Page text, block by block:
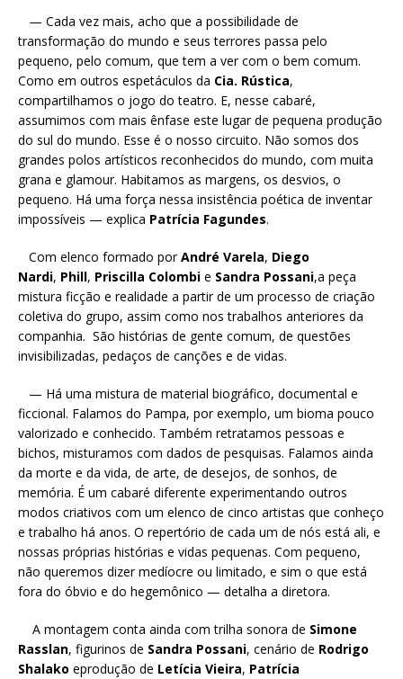
— Cada vez mais, acho que a possibilidade de
transformação do mundo e seus terrores passa pelo
pequeno, pelo comum, que tem a ver com o bem comum.
Como em outros espetáculos da Cia. Rústica,
compartilhamos o jogo do teatro. E, nesse cabaré,
assumimos com mais ênfase este lugar de pequena produção
do sul do mundo. Esse é o nosso circuito. Não somos dos
grandes polos artísticos reconhecidos do mundo, com muita
grana e glamour. Habitamos as margens, os desvios, o
pequeno. Há uma força nessa insistência poética de inventar
impossíveis — explica Patrícia Fagundes.
Com elenco formado porAndré Varela, Diego
Nardi, Phill, Priscilla Colombi e Sandra Possani,a peça
mistura ficção e realidade a partir de um processo de criação
coletiva do grupo, assim como nos trabalhos anteriores da
companhia. São histórias de gente comum, de questões
invisibilizadas, pedaços de canções e de vidas.
— Há uma mistura de material biográfico, documental e
ficcional. Falamos do Pampa, por exemplo, um bioma pouco
valorizado e conhecido. Também retratamos pessoas e
bichos, misturamos com dados de pesquisas. Falamos ainda
da morte e da vida, de arte, de desejos, de sonhos, de
memória. É um cabaré diferente experimentando outros
modos criativos com um elenco de cinco artistas que conheço
e trabalho há anos. O repertório de cada um de nós está ali, e
nossas próprias histórias e vidas pequenas. Com pequeno,
não queremos dizer medíocre ou limitado, e sim o que está
fora do óbvio e do hegemônico — detalha a diretora.
A montagem conta ainda com trilha sonora de Simone
Rasslan, figurinos de Sandra Possani, cenário de Rodrigo
Shalako eprodução de Letícia Vieira, Patrícia